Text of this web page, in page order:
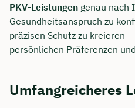
PKV-Leistungen genau nach
Gesundheitsanspruch zu
präzisen Schutz zu kreieren
persönlichen Präferenzen
Umfangreicheres